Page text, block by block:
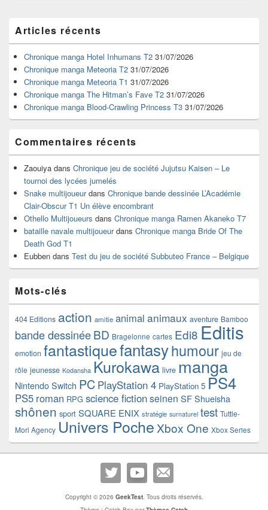
principale
de
widget
pour
barre
latérale
Articles récents
Chronique manga Hotel Inhumans T2 31/07/2026
Chronique manga Meteoria T2 31/07/2026
Chronique manga Meteoria T1 31/07/2026
Chronique manga The Hitman’s Fave T2 31/07/2026
Chronique manga Blood-Crawling Princess T3 31/07/2026
Commentaires récents
Zaouiya dans Chronique jeu de société Jujutsu Kaisen – Le
tournoi des lycées jumelés
Snake multijoueurdans Chronique bande dessinée L’Académie
Clair-Obscur T1 Un élève encombrant
Othello Multijoueurs dans Chronique manga Ramen Akaneko T7
bataille navale multijoueurdans Chronique manga Bride Of The
Death God T1
Eubben dans Test du jeu de société Subbuteo France – Belgique
Mots-clés
404 Editions action amitie animal animaux aventure Bamboo
bande dessinéeBD Bragelonne cartes Edi8 Editis
emotion fantastiquefantasyhumour jeu de
rôle jeunesse Kodansha Kurokawa livre manga
Nintendo Switch PC PlayStation 4 PlayStation 5 PS4
PS5 roman RPG science fictionseinen SF Shueisha
shônen sport SQUARE ENIX stratégie surnaturel test Tuttle-
Mori Agency Univers Poche Xbox One Xbox Series
Copyright © 2026 GeekTest. Tous droits réservés.